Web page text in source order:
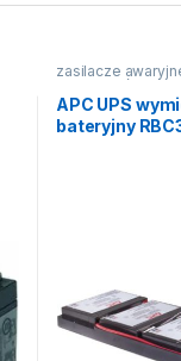
zasilacze
komputerów
APC UPS
bateryjny